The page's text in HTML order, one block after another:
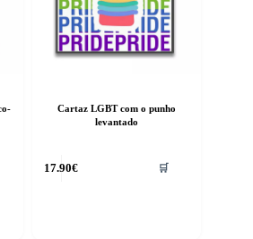
Cartaz LGBT com o punho
levantado
17.90€ 🛒